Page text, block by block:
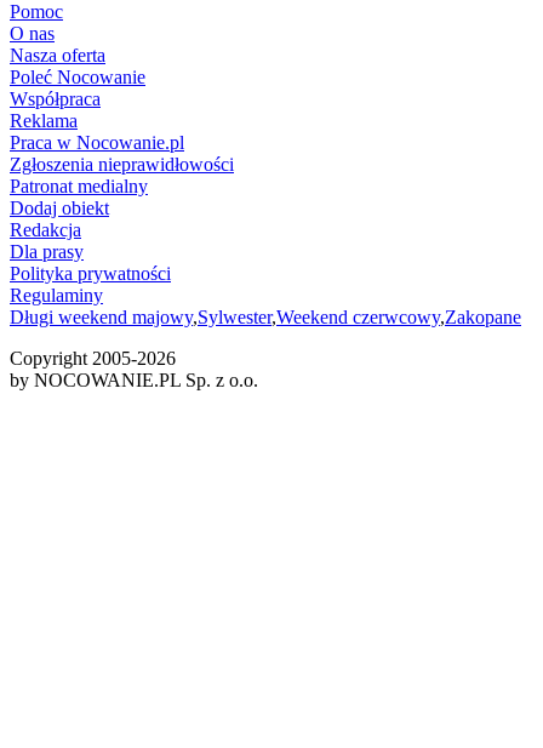
Pomoc
O nas
Nasza oferta
Poleć Nocowanie
Współpraca
Reklama
Praca w Nocowanie.pl
Zgłoszenia nieprawidłowości
Patronat medialny
Dodaj obiekt
Redakcja
Dla prasy
Polityka prywatności
Regulaminy
Długi weekend majowy,Sylwester,Weekend czerwcowy,Zakopane
Copyright 2005-2026
by NOCOWANIE.PL Sp. z o.o.